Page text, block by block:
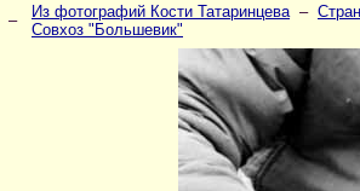
– Из фотографий Кости Татаринцева–
Совхоз "Большевик"